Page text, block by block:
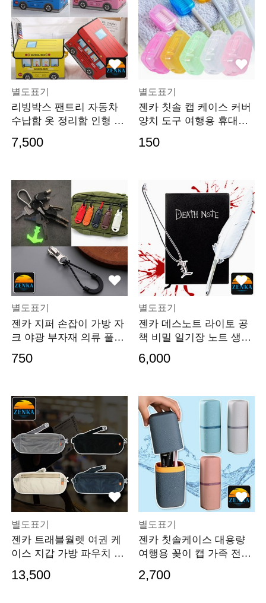
별도표기
리빙박스 팬트리 자동차
수납함 옷 정리함 인형 옷
7,500
별도표기
젠카 칫솔 캡 케이스 커버
양치 도구 여행용 휴대용
150
별도표기
젠카 지퍼 손잡이 가방 자
크 야광 부자재 의류 풀러
헤드 슬라이더
750
별도표기
젠카 데스노트 라이토 공
책 비밀 일기장 노트 생일
선물 무쓸모 쓸데없는 웃
긴 재밌는 공책
6,000
별도표기
젠카 트래블월렛 여권 케
이스 지갑 가방 파우치 RF
13,500
별도표기
젠카 칫솔케이스 대용량
여행용 꽂이 캡 가족 전동
관 대형 양치
2,700